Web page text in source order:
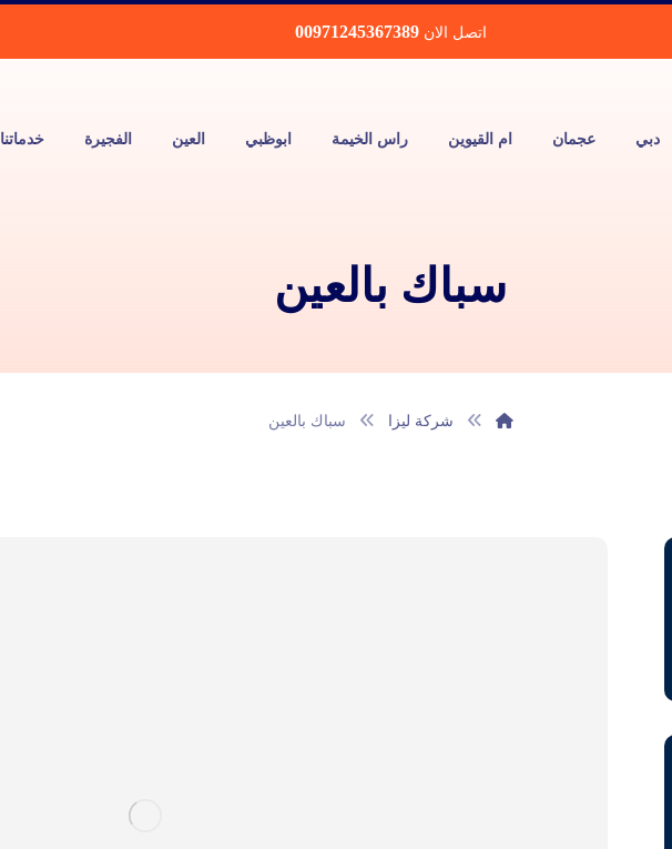
اتصل الان 00971245367389
دبي عجمان ام القيوين راس الخيمة ابوظبي العين الفجيرة خدماتنا
سباك بالعين
شركة ليزا سباك بالعين